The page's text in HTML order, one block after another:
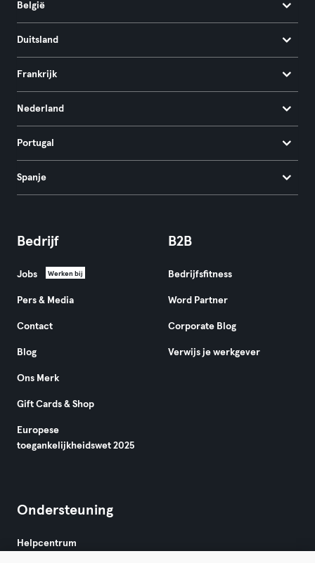
België
Duitsland
Frankrijk
Nederland
Portugal
Spanje
Bedrijf
Jobs Werken bij
Pers & Media
Contact
Blog
Ons Merk
Gift Cards & Shop
Europese
toegankelijkheidswet 2025
B2B
Bedrijfsfitness
Word Partner
Corporate Blog
Verwijs je werkgever
Ondersteuning
Helpcentrum